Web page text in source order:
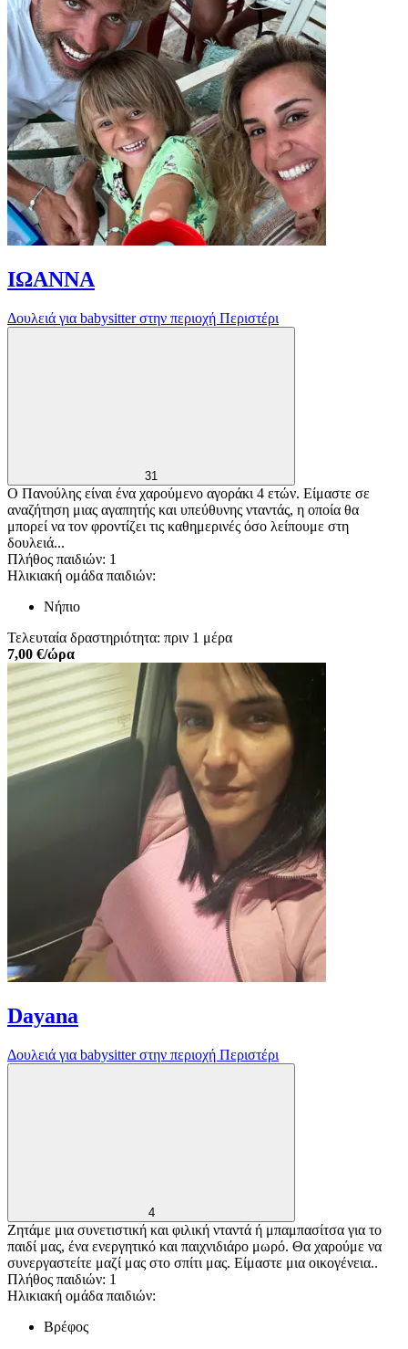
ΙΩΑΝΝΑ
Δουλειά για babysitter στην περιοχή Περιστέρι
31
Ο Πανούλης είναι ένα χαρούμενο αγοράκι 4 ετών. Είμαστε σε
αναζήτηση μιας αγαπητής και υπεύθυνης νταντάς, η οποία θα
μπορεί να τον φροντίζει τις καθημερινές όσο λείπουμε στη
δουλειά...
Πλήθος παιδιών: 1
Ηλικιακή ομάδα παιδιών:
Νήπιο
Τελευταία δραστηριότητα: πριν 1 μέρα
7,00 €/ώρα
Dayana
Δουλειά για babysitter στην περιοχή Περιστέρι
4
Ζητάμε μια συνετιστική και φιλική νταντά ή μπαμπασίτσα για το
παιδί μας, ένα ενεργητικό και παιχνιδιάρο μωρό. Θα χαρούμε να
συνεργαστείτε μαζί μας στο σπίτι μας. Είμαστε μια οικογένεια..
Πλήθος παιδιών: 1
Ηλικιακή ομάδα παιδιών:
Βρέφος